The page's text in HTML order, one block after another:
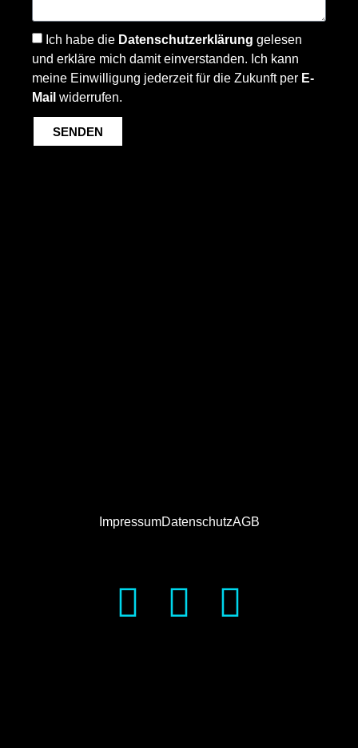
Ich habe die Datenschutzerklärung gelesen
und erkläre mich damit einverstanden. Ich kann
meine Einwilligung jederzeit für die Zukunft per E-
Mail widerrufen.
SENDEN
ImpressumDatenschutzAGB